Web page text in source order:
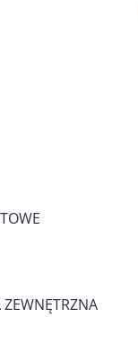
ZEWNĘTRZNA